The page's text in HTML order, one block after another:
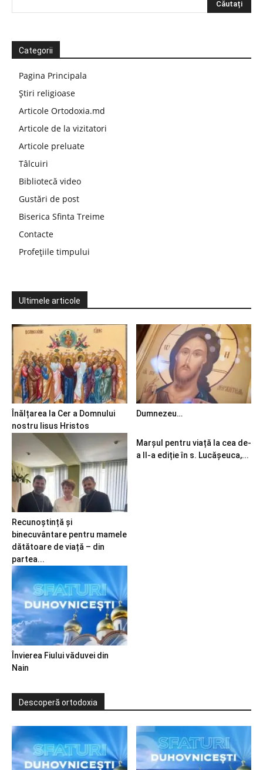
Categorii
Pagina Principala
Știri religioase
Articole Ortodoxia.md
Articole de la vizitatori
Articole preluate
Tâlcuiri
Bibliotecă video
Gustări de post
Biserica Sfinta Treime
Contacte
Profețiile timpului
Ultimele articole
Înălțarea la Cer a Domnului
nostru Iisus Hristos
Dumnezeu…
Recunoștință și
binecuvântare pentru mamele
dătătoare de viață – din
partea...
Marșul pentru viață la cea de-
a II-a ediție în s. Lucășeuca,...
Învierea Fiului văduvei din
Nain
Descoperă ortodoxia